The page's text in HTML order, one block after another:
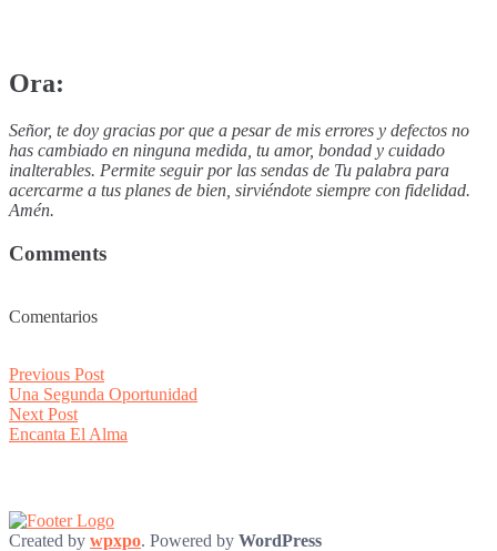
Ora:
Señor, te doy gracias por que a pesar de mis errores y defectos no
has cambiado en ninguna medida, tu amor, bondad y cuidado
inalterables. Permite seguir por las sendas de Tu palabra para
acercarme a tus planes de bien, sirviéndote siempre con fidelidad.
Amén.
Comments
Comentarios
Post
navigation
Previous PostPrevious
post:
Una Segunda Oportunidad
Next PostNext
post:
Encanta El Alma
Created by wpxpo. Powered by WordPress